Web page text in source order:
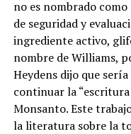
no es nombrado
de seguridad y
ingrediente activo,
nombre de Williams,
Heydens dijo que
continuar la
Monsanto. Este
la literatura sobre la